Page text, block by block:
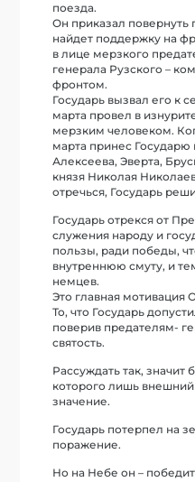
поезда.
Он приказал повернуть
найдет поддержку на
в лице мерзкого
генерала Рузского –
фронтом.
Государь вызвал его к
марта провел в
мерзким человеком.
марта принес Государю
Алексеева, Эверта,
князя Николая
отречься, Государь
Государь отрекся от
служения народу и
пользы, ради победы,
внутреннюю смуту, и
немцев.
Это главная мотивация
То, что Государь
поверив предателям-
святость.
Рассуждать так,
которого лишь
значение.
Государь потерпел на
поражение.
Но на Небе он –